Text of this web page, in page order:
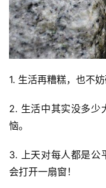
1. 生活再糟糕，也不妨
2. 生活中其实没多少
恼。
3. 上天对每人都是公
会打开一扇窗！